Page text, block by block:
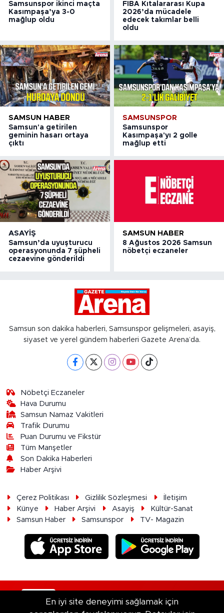
Samsunspor ikinci maçta
Kasımpaşa’ya 3-0
mağlup oldu
FIBA Kıtalararası Kupa
2026’da mücadele
edecek takımlar belli
oldu
SAMSUN HABER
Samsun'a getirilen
geminin hasarı ortaya
çıktı
SAMSUNSPOR
Samsunspor
Kasımpaşa'yı 2 golle
mağlup etti
ASAYIŞ
Samsun’da uyuşturucu
operasyonunda 7 şüpheli
cezaevine gönderildi
SAMSUN HABER
8 Ağustos 2026 Samsun
nöbetçi eczaneler
Samsun son dakika haberleri, Samsunspor gelişmeleri, asayiş,
siyaset ve yerel gündem haberleri Gazete Arena’da.
Nöbetçi Eczaneler
Hava Durumu
Samsun Namaz Vakitleri
Trafik Durumu
Puan Durumu ve Fikstür
Tüm Manşetler
Son Dakika Haberleri
Haber Arşivi
Çerez Politikası Gizlilik Sözleşmesi
İletişim
Künye
Haber Arşivi Asayiş
Kültür-Sanat
Samsun Haber
Samsunspor TV- Magazin
En iyi site deneyimi sağlamak için